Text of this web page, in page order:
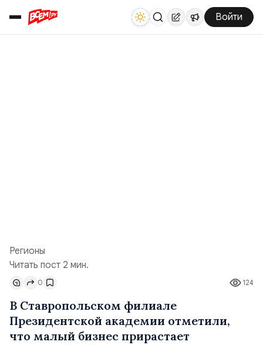
Войти
Регионы
Читать пост 2 мин.
124
0
В Ставропольском филиале
Президентской академии отметили,
что малый бизнес прирастает